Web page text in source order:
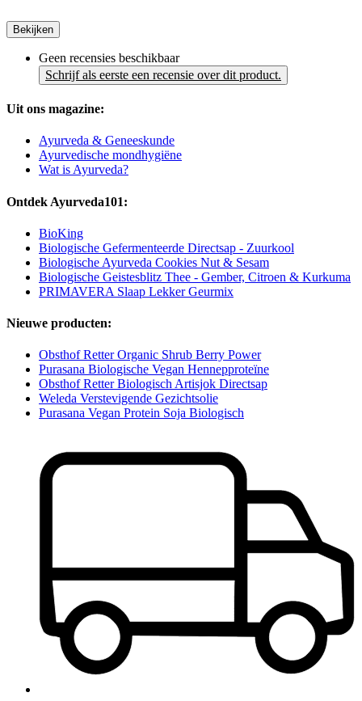
Bekijken
Geen recensies beschikbaar
Schrijf als eerste een recensie over dit product.
Uit ons magazine:
Ayurveda & Geneeskunde
Ayurvedische mondhygiëne
Wat is Ayurveda?
Ontdek Ayurveda101:
BioKing
Biologische Gefermenteerde Directsap - Zuurkool
Biologische Ayurveda Cookies Nut & Sesam
Biologische Geistesblitz Thee - Gember, Citroen & Kurkuma
PRIMAVERA Slaap Lekker Geurmix
Nieuwe producten:
Obsthof Retter Organic Shrub Berry Power
Purasana Biologische Vegan Hennepproteïne
Obsthof Retter Biologisch Artisjok Directsap
Weleda Verstevigende Gezichtsolie
Purasana Vegan Protein Soja Biologisch